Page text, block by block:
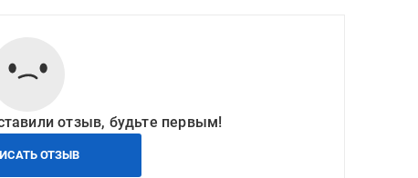
отзыв, будьте первым!
ОТЗЫВ